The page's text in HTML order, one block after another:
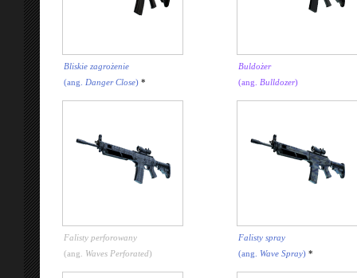
Bliskie zagrożenie
(ang. Danger Close) *
Buldożer
(ang.
Bulldozer)
Falisty perforowany
(ang. Waves Perforated)
Falisty spray
(ang.
Wave Spray)*